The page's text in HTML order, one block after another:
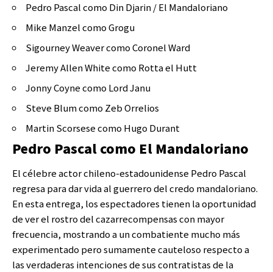
Pedro Pascal como Din Djarin / El Mandaloriano
Mike Manzel como Grogu
Sigourney Weaver como Coronel Ward
Jeremy Allen White como Rotta el Hutt
Jonny Coyne como Lord Janu
Steve Blum como Zeb Orrelios
Martin Scorsese como Hugo Durant
Pedro Pascal como El Mandaloriano
El célebre actor chileno-estadounidense Pedro Pascal
regresa para dar vida al guerrero del credo mandaloriano.
En esta entrega, los espectadores tienen la oportunidad
de ver el rostro del cazarrecompensas con mayor
frecuencia, mostrando a un combatiente mucho más
experimentado pero sumamente cauteloso respecto a
las verdaderas intenciones de sus contratistas de la